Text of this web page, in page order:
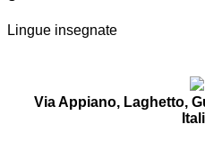
Lingue insegnate
Via Appiano, Laghetto,